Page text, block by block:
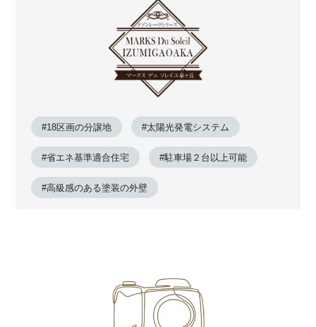
#18区画の分譲地 #太陽光発電システム
#省エネ基準適合住宅 #駐車場２台以上可能
#高級感のある塗装の外壁